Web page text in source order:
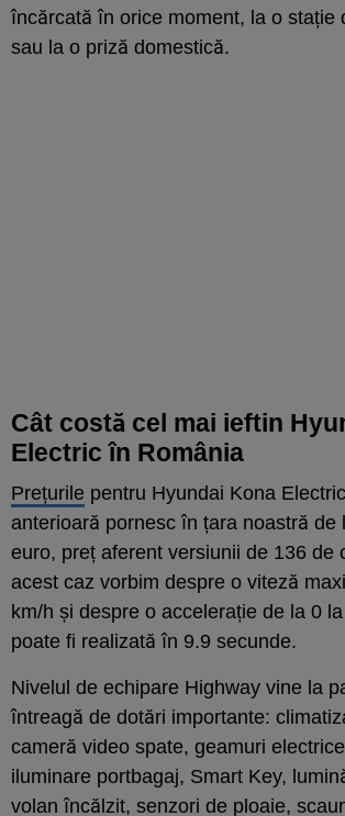
încărcată în orice moment, la o stație
sau la o priză domestică.
Cât costă cel mai ieftin
Electric în România
Prețurile pentru Hyundai Kona
anterioară pornesc în țara noastră de
euro, preț aferent versiunii de 136 de
acest caz vorbim despre o viteză
km/h și despre o accelerație de la 0
poate fi realizată în 9.9 secunde.
Nivelul de echipare Highway vine la
întreagă de dotări importante:
cameră video spate, geamuri
iluminare portbagaj, Smart Key,
volan încălzit, senzori de ploaie,